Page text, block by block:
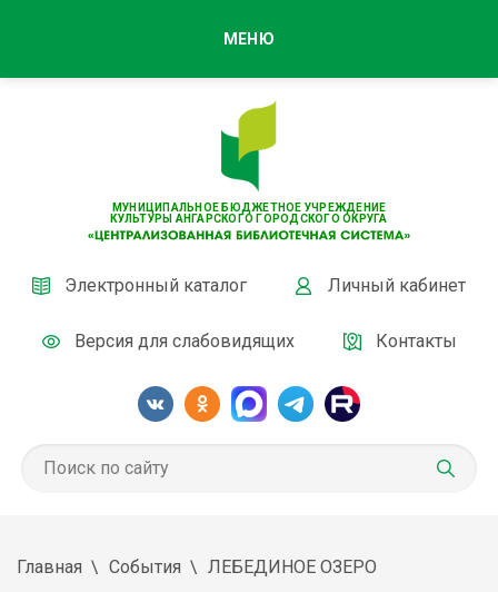
МУНИЦИПАЛЬНОЕ БЮДЖЕТНОЕ УЧРЕЖДЕНИЕ
КУЛЬТУРЫ АНГАРСКОГО ГОРОДСКОГО ОКРУГА
Электронный каталог Личный кабинет
Версия для слабовидящих Контакты
МЕНЮ
Главная События ЛЕБЕДИНОЕ ОЗЕРО